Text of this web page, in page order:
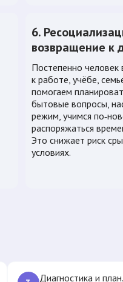
6.
возвращение к
Постепенно человек
к работе, учёбе,
помогаем
бытовые вопросы,
режим, учимся
распоряжаться
Это снижает риск
условиях.
Диагностика и план.